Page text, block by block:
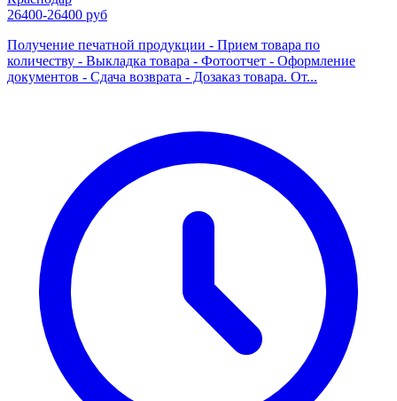
26400-26400 руб
Получение печатной продукции - Прием товара по
количеству - Выкладка товара - Фотоотчет - Оформление
документов - Сдача возврата - Дозаказ товара. От...